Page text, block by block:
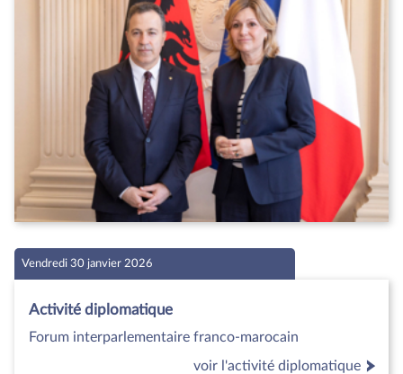
Vendredi 30 janvier 2026
Activité diplomatique
Forum interparlementaire franco-marocain
voir l'activité diplomatique